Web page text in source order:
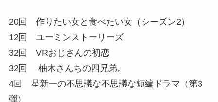
20回 作りたい女と食べたい女（シーズン2）
12回 ユーミンストーリーズ
32回 VRおじさんの初恋
32回 柚木さんちの四兄弟。
4回 星新一の不思議な不思議な短編ドラマ（第3
弾）